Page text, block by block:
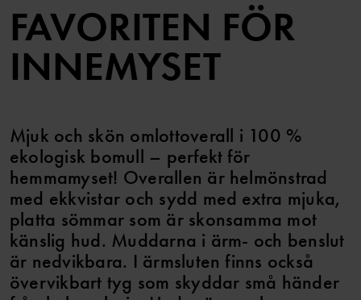
FAVORITEN FÖR
INNEMYSET
Mjuk och skön omlottoverall i 100 %
ekologisk bomull – perfekt för
hemmamyset! Overallen är helmönstrad
med ekkvistar och sydd med extra mjuka,
platta sömmar som är skonsamma mot
känslig hud. Muddarna i ärm- och benslut
är nedvikbara. I ärmsluten finns också
övervikbart tyg som skyddar små händer